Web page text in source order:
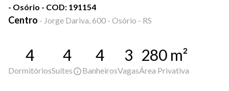
- Osório - COD: 191154
Centro - Jorge Dariva, 600 - Osório - RS
4
Dormitórios
4
Suítes
4
Banheiros
3
Vagas
280 m²
Área Privativa